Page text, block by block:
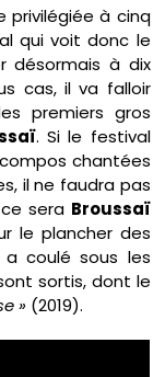
privilégiée à cinq
qui voit donc le
désormais à dix
cas, il va falloir
premiers gros
. Si le festival
chantées
il ne faudra pas
sera Broussaï
le plancher des
a coulé sous les
sortis, dont le
» (2019).